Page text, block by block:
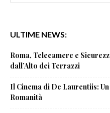
ULTIME NEWS:
Roma, Telecamere e
dall’Alto dei Terrazzi
Il Cinema di De Laurentiis:
Romanità